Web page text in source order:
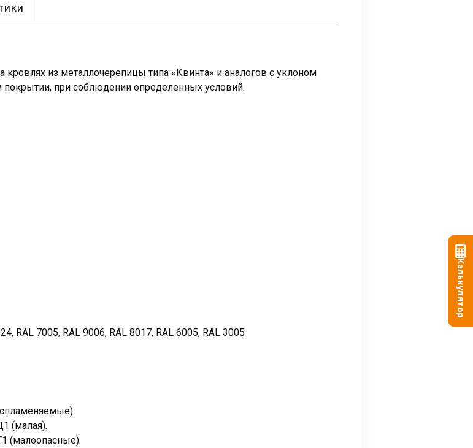
кровлях из металлочерепицы типа «Квинта» и аналогов с уклоном
покрытии, при соблюдении определенных условий.
RAL 7005, RAL 9006, RAL 8017, RAL 6005, RAL 3005
(малая).
(малоопасные).
Калькулятор